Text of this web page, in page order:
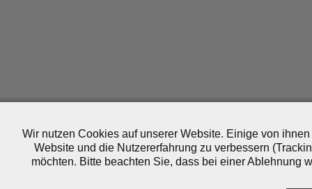
Wir nutzen Cookies auf unserer Website. Einige von
Website und die Nutzererfahrung zu verbessern
möchten. Bitte beachten Sie, dass bei einer Ablehnung